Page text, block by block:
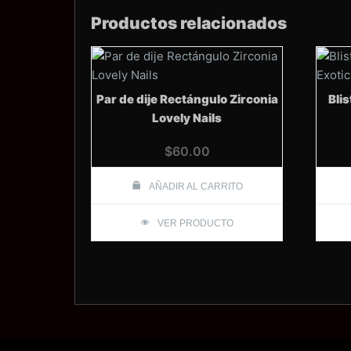
Productos relacionados
Par de dije Rectángulo Zirconia
Lovely Nails
$60.00
AÑADIR AL CARRITO
VER PRODUCTO